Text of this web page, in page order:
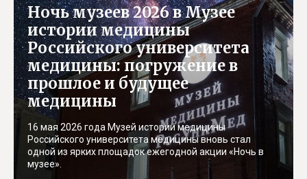
Ночь музеев 2026 в Музее
истории медицины
Российского университета
медицины: погружение в
прошлое и будущее
медицины
16 мая 2026 года Музей истории медицины
Российского университета медицины вновь стал
одной из ярких площадок ежегодной акции «Ночь в
музее».